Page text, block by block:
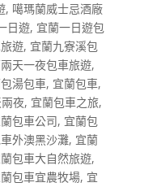
, 噶瑪蘭威士忌酒廠
日遊, 宜蘭一日遊包
遊, 宜蘭九寮溪包
天一夜包車旅遊,
湯包車, 宜蘭包車,
夜, 宜蘭包車之旅,
包車公司, 宜蘭包
外澳黑沙灘, 宜蘭
包車大自然旅遊,
包車宜農牧場, 宜